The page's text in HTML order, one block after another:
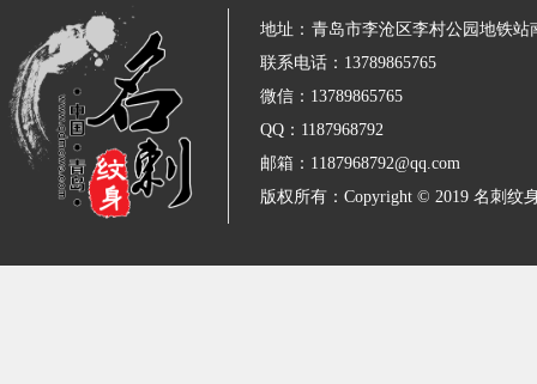
地址： 青岛市李沧区李村公园地铁站
联系电话：13789865765
微信：13789865765
QQ：1187968792
邮箱：1187968792@qq.com
版权所有：Copyright © 2019 名刺纹